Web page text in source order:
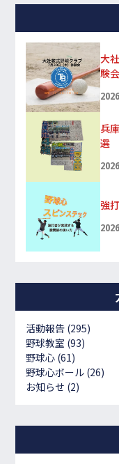
大
験
兵
選
強
活動報告 (295)
野球教室 (93)
野球心 (61)
野球心ボール (26)
お知らせ (2)